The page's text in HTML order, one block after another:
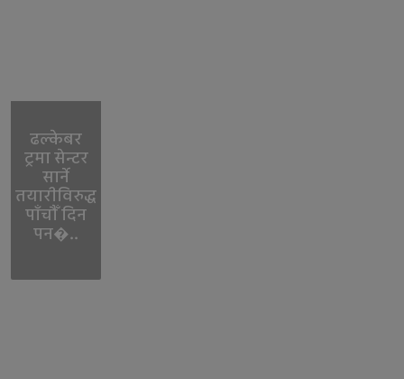
ढल्केबर
ट्रमा सेन्टर
सार्ने
तयारीविरुद्ध
पाँचौँ दिन
पन�..